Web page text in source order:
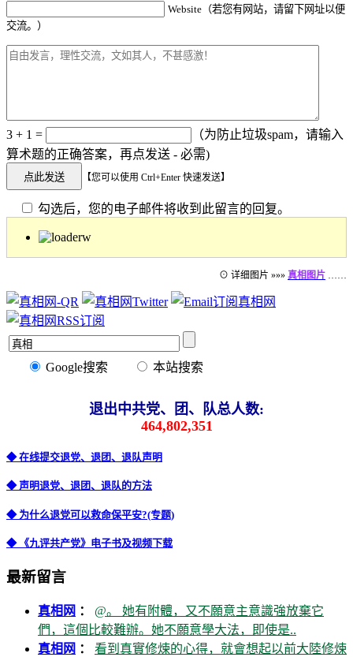
Website（若您有网站，请留下网址以便
交流。）
3 + 1 =
（为防止垃圾spam，请输入
算术题的正确答案，再点发送 - 必需)
【您可以使用 Ctrl+Enter 快速发送】
勾选后，您的电子邮件将收到此留言的回复。
⊙ 详细图片 »»» 真相图片 ……
Google搜索 本站搜索
退出中共党、团、队总人数:
464,802,351
◆ 在线提交退党、退团、退队声明
◆ 声明退党、退团、退队的方法
◆ 为什么退党可以救命保平安?(专题)
◆ 《九评共产党》电子书及视频下载
最新留言
真相网 ： @。 她有附體，又不願意主意識強放棄它
們，這個比較難辦。她不願意學大法，即使是..
真相网 ： 看到真實修煉的心得，就會想起以前大陸修煉